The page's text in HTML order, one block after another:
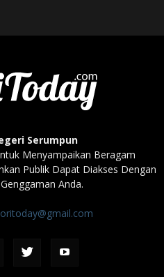
Serumpun
Menyampaikan Beragam
Publik Dapat Diakses Dengan
Anda.